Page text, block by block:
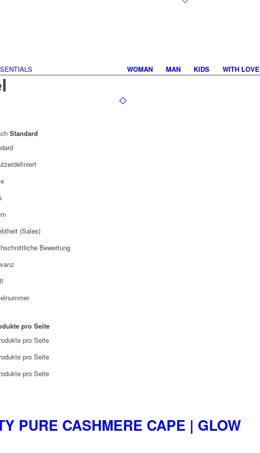
WOMAN MAN KIDS WITH LOVE
Standard
(Sales)
Bewertung
pro Seite
pro Seite
pro Seite
pro Seite
PURE CASHMERE CAPE | GLOW